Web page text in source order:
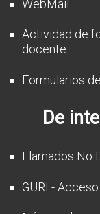
WebMail
Actividad de
docente
Formularios
De
Llamados No
GURI -